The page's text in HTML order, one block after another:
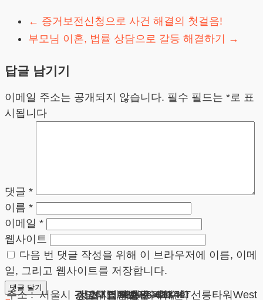
← 증거보전신청으로 사건 해결의 첫걸음!
부모님 이혼, 법률 상담으로 갈등 해결하기
→
답글 남기기
이메일 주소는 공개되지 않습니다. 필수 필드는 *로 표
시됩니다
댓글 *
이름 *
이메일 *
웹사이트
다음 번 댓글 작성을 위해 이 브라우저에 이름, 이메
일, 그리고 웹사이트를 저장합니다.
상호 : 법무법인 테헤란
사업자 : 589-86-01340
대표자 : 이수학
주소 : 서울시 강남구 테헤란로 420, KT선릉타워West 9층
광고책임변호사 : 이수학